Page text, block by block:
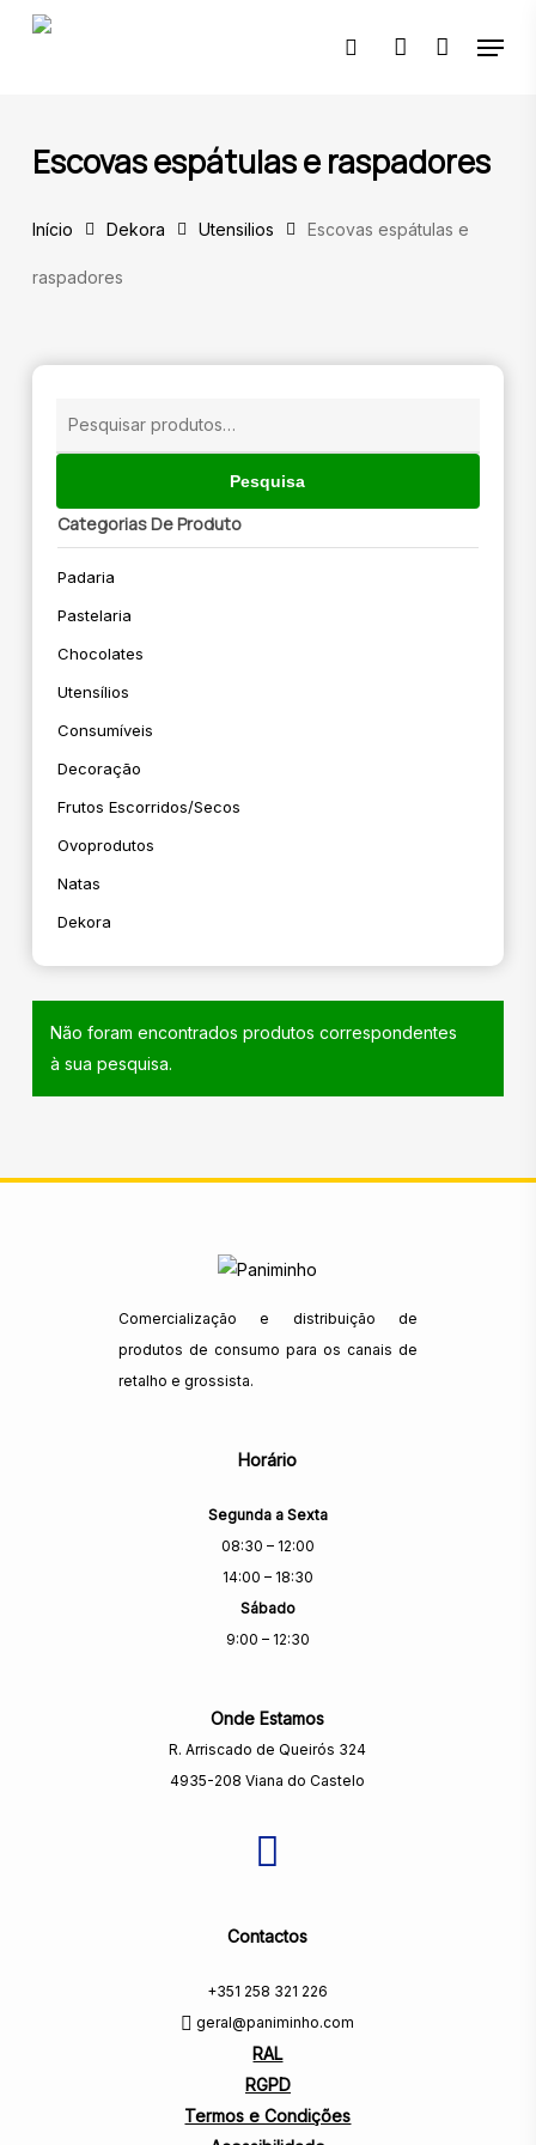
Skip
pesquisaraccount
Menu
Escovas espátulas e raspadores
Início Dekora Utensilios Escovas espátulas e
raspadores
Pesquisa
Categorias De Produto
Padaria
Pastelaria
Chocolates
Utensílios
Consumíveis
Decoração
Frutos Escorridos/secos
Ovoprodutos
Natas
Dekora
Não foram encontrados produtos correspondentes
à sua pesquisa.
Comercialização e distribuição de
produtos de consumo para os canais de
retalho e grossista.
Horário
Segunda a Sexta
08:30 – 12:00
14:00 – 18:30
Sábado
9:00 – 12:30
Onde Estamos
R. Arriscado de Queirós 324
4935-208 Viana do Castelo
Contactos
+351 258 321 226
geral@paniminho.com
RAL
RGPD
Termos e Condições